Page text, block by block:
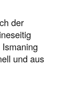
der
und aus